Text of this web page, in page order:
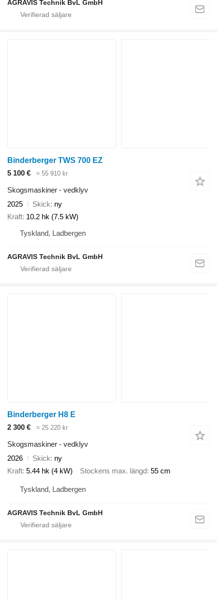
AGRAVIS Technik BvL GmbH
Binderberger TWS 700 EZ
5 100 €
≈ 55 910 kr
Skogsmaskiner - vedklyv
2025
Skick ny
Kraft 10.2 hk (7.5 kW)
Tyskland, Ladbergen
AGRAVIS Technik BvL GmbH
Binderberger H8 E
2 300 €
≈ 25 220 kr
Skogsmaskiner - vedklyv
2026
Skick ny
Kraft 5.44 hk (4 kW) Stockens max. längd 55 cm
Tyskland, Ladbergen
AGRAVIS Technik BvL GmbH